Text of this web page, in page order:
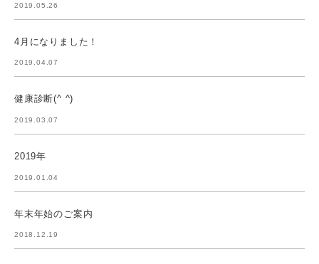
2019.05.26
4月になりました！
2019.04.07
健康診断(^ ^)
2019.03.07
2019年
2019.01.04
年末年始のご案内
2018.12.19